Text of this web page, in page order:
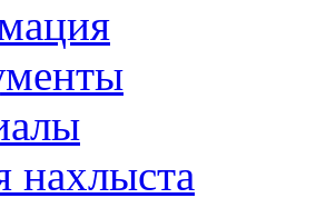
нахлыста